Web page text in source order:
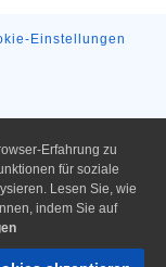
Einstellungen
Erfahrung zu
für soziale
Lesen Sie, wie
indem Sie auf